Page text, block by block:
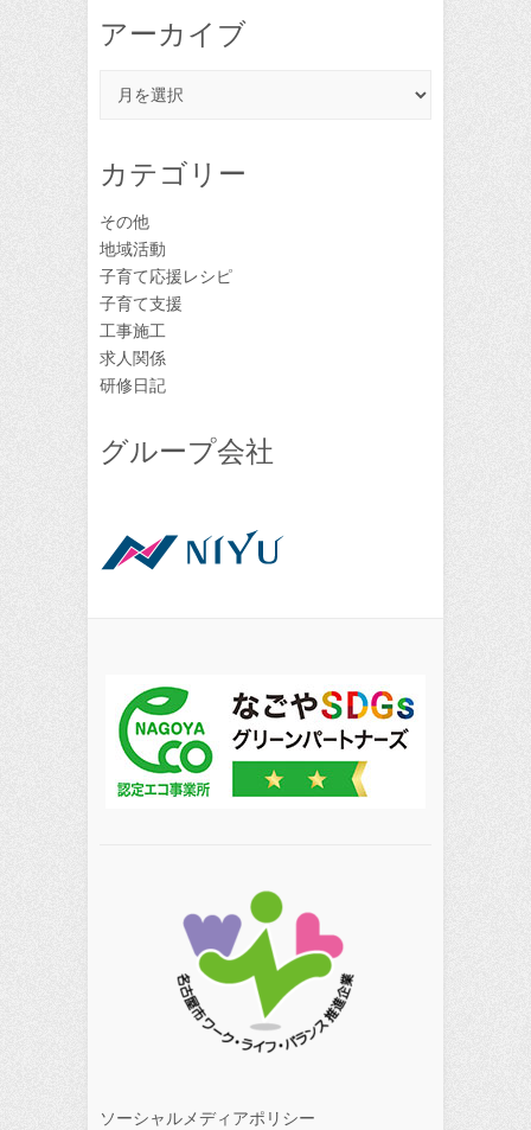
アーカイブ
ブ
カテゴリー
その他
地域活動
子育て応援レシピ
子育て支援
工事施工
求人関係
研修日記
グループ会社
ソーシャルメディアポリシー